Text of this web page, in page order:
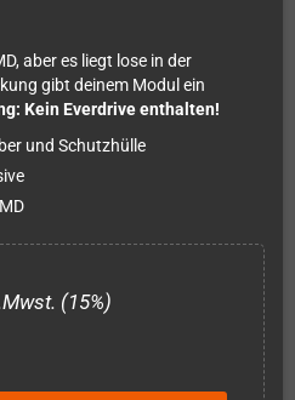
aber es liegt lose in der
gibt deinem Modul ein
Kein Everdrive enthalten!
und Schutzhülle
(15%)